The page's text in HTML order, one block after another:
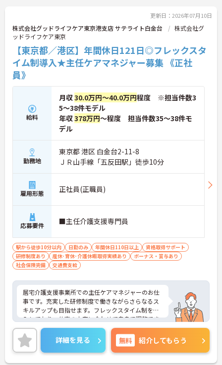
更新日：2026年07月10日
株式会社グッドライフケア東京港支店 サテライト白金台
株式会社グ
ッドライフケア東京
【東京都／港区】年間休日121日◎フレックスタ
イム制導入★主任ケアマネジャー募集 《正社
員》
給料
月収30.0万円～40.0万円程度 ※担当件数3
5～38件モデル
年収378万円～程度 担当件数35～38件モ
デル
勤務地
東京都 港区 白金台2-11-8
ＪＲ山手線「五反田駅」徒歩10分
雇用形態 正社員(正職員)
応募要件 ■主任介護支援専門員
駅から徒歩10分以内 日勤のみ 年間休日110日以上
資格取得サポート
研修制度あり
産休･育休･介護休暇取得実績あり
ボーナス・賞与あり
社会保険完備
交通費支給
居宅介護支援事業所での主任ケアマネジャーのお仕
事です。充実した研修制度で働きながらさらなるス
キルアップも目指せます。フレックスタイム制を導
入しており、仕事の内容に合わせて自身で調整でき
無理なく勤務いただけます。ご興味のある方には、
面接対策ポイントなど、さらに詳細をお話しいたし
ますのでお気軽にご相談ください！
詳細を見る 無料 紹介してもらう